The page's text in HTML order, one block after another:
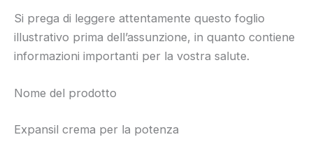
Si prega di leggere attentamente questo foglio
illustrativo prima dell’assunzione, in quanto contiene
informazioni importanti per la vostra salute.
Nome del prodotto
Expansil crema per la potenza